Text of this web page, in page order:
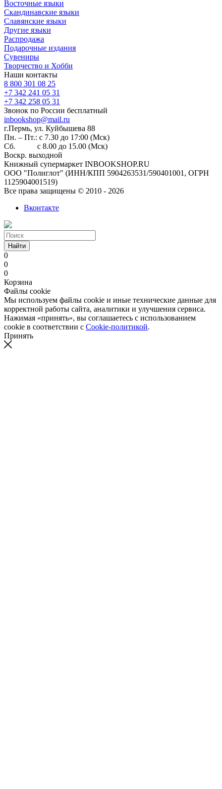
Восточные языки
Скандинавские языки
Славянские языки
Другие языки
Распродажа
Подарочные издания
Сувениры
Творчество и Хобби
Наши контакты
8 800 301 08 25
+7 342 241 05 31
+7 342 258 05 31
Звонок по России бесплатный
inbookshop@mail.ru
г.Пермь, ул. Куйбышева 88
Пн. – Пт.: с 7.30 до 17:00 (Мск)
Сб. с 8.00 до 15.00 (Мск)
Воскр. выходной
Книжный супермаркет INBOOKSHOP.RU
ООО "Полиглот" (ИНН/КПП 5904263531/590401001, ОГРН
1125904001519)
Все права защищены © 2010 - 2026
Вконтакте
Найти
0
0
0
Корзина
Файлы cookie
Мы используем файлы cookie и иные технические данные для
корректной работы сайта, аналитики и улучшения сервиса.
Нажимая «принять», вы соглашаетесь с использованием
cookie в соответствии с Cookie-политикой.
Принять